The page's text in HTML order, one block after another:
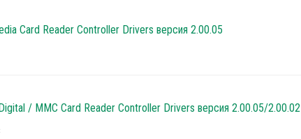
Card Reader Controller Drivers версия 2.00.05
/ MMC Card Reader Controller Drivers версия 2.00.05/2.00.02